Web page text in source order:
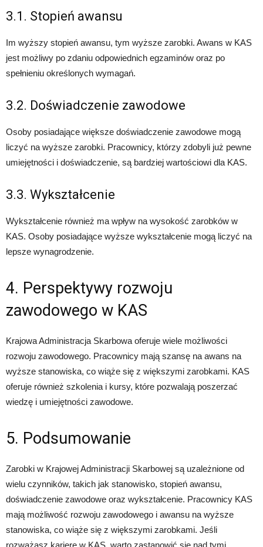
3.1. Stopień awansu
Im wyższy stopień awansu, tym wyższe zarobki. Awans w KAS
jest możliwy po zdaniu odpowiednich egzaminów oraz po
spełnieniu określonych wymagań.
3.2. Doświadczenie zawodowe
Osoby posiadające większe doświadczenie zawodowe mogą
liczyć na wyższe zarobki. Pracownicy, którzy zdobyli już pewne
umiejętności i doświadczenie, są bardziej wartościowi dla KAS.
3.3. Wykształcenie
Wykształcenie również ma wpływ na wysokość zarobków w
KAS. Osoby posiadające wyższe wykształcenie mogą liczyć na
lepsze wynagrodzenie.
4. Perspektywy rozwoju
zawodowego w KAS
Krajowa Administracja Skarbowa oferuje wiele możliwości
rozwoju zawodowego. Pracownicy mają szansę na awans na
wyższe stanowiska, co wiąże się z większymi zarobkami. KAS
oferuje również szkolenia i kursy, które pozwalają poszerzać
wiedzę i umiejętności zawodowe.
5. Podsumowanie
Zarobki w Krajowej Administracji Skarbowej są uzależnione od
wielu czynników, takich jak stanowisko, stopień awansu,
doświadczenie zawodowe oraz wykształcenie. Pracownicy KAS
mają możliwość rozwoju zawodowego i awansu na wyższe
stanowiska, co wiąże się z większymi zarobkami. Jeśli